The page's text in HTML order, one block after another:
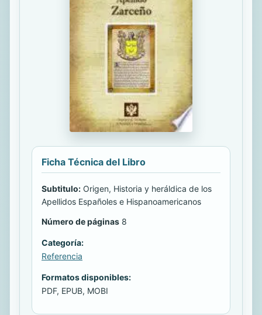
Ficha Técnica del Libro
Subtitulo: Origen, Historia y heráldica de los
Apellidos Españoles e Hispanoamericanos
Número de páginas 8
Categoría:
Referencia
Formatos disponibles:
PDF, EPUB, MOBI